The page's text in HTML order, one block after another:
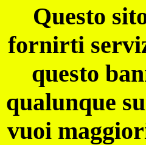
Questo
fornirti
questo
qualunque
vuoi